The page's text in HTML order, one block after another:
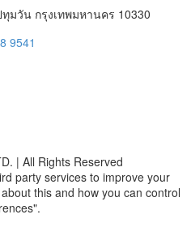
มวัน กรุงเทพมหานคร 10330
9541
| All Rights Reserved
party services to improve your
this and how you can control